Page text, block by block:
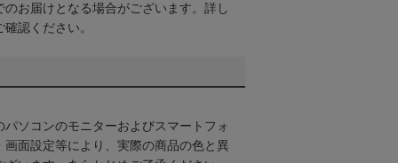
お届けとなる場合がございます。詳し
確認ください。
ソコンのモニターおよびスマートフォ
画面設定等により、実際の商品の色と異